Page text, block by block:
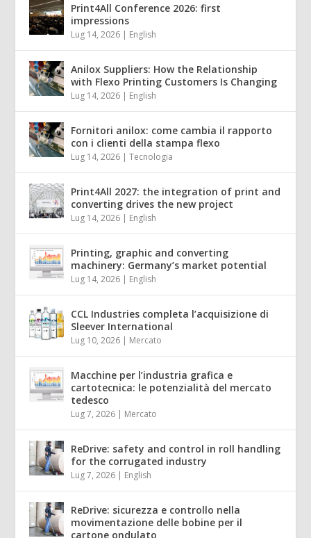
Print4All Conference 2026: first
impressions
Lug 14, 2026 | English
Anilox Suppliers: How the Relationship
with Flexo Printing Customers Is Changing
Lug 14, 2026 | English
Fornitori anilox: come cambia il rapporto
con i clienti della stampa flexo
Lug 14, 2026 |Tecnologia
Print4All 2027: the integration of print and
converting drives the new project
Lug 14, 2026 | English
Printing, graphic and converting
machinery: Germany’s market potential
Lug 14, 2026 | English
CCL Industries completa l’acquisizione di
Sleever International
Lug 10, 2026 | Mercato
Macchine per l’industria grafica e
cartotecnica: le potenzialità del mercato
tedesco
Lug 7, 2026 | Mercato
ReDrive: safety and control in roll handling
for the corrugated industry
Lug 7, 2026 | English
ReDrive: sicurezza e controllo nella
movimentazione delle bobine per il
cartone ondulato